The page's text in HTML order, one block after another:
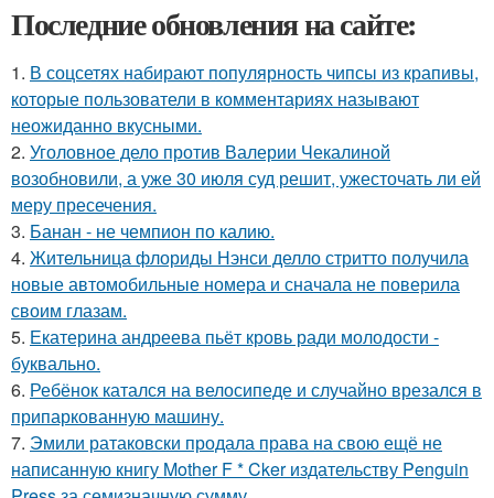
Последние обновления на сайте:
1. В соцсетях набирают популярность чипсы из крапивы,
которые пользователи в комментариях называют
неожиданно вкусными.
2. Уголовное дело против Валерии Чекалиной
возобновили, а уже 30 июля суд решит, ужесточать ли ей
меру пресечения.
3. Банан - не чемпион по калию.
4. Жительница флориды Нэнси делло стритто получила
новые автомобильные номера и сначала не поверила
своим глазам.
5. Екатерина андреева пьёт кровь ради молодости -
буквально.
6. Ребёнок катался на велосипеде и случайно врезался в
припаркованную машину.
7. Эмили ратаковски продала права на свою ещё не
написанную книгу Mother F * Cker издательству Penguin